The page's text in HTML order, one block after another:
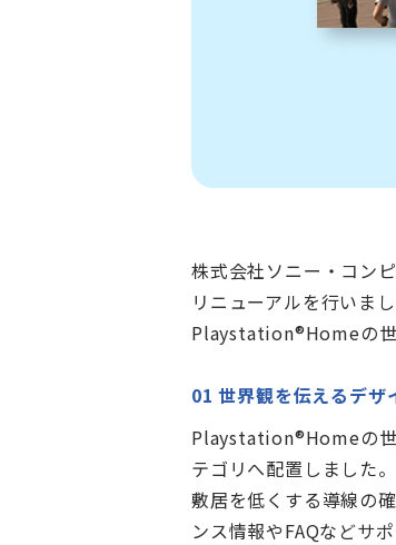
株式会社ソニー・コン
リニューアルを行いま
Playstation®Homeの世
01 世界観を伝えるデザ
Playstation®Homeの世
テゴリへ配置しました
敷居を低くする導線の
ンス情報やFAQなどサ